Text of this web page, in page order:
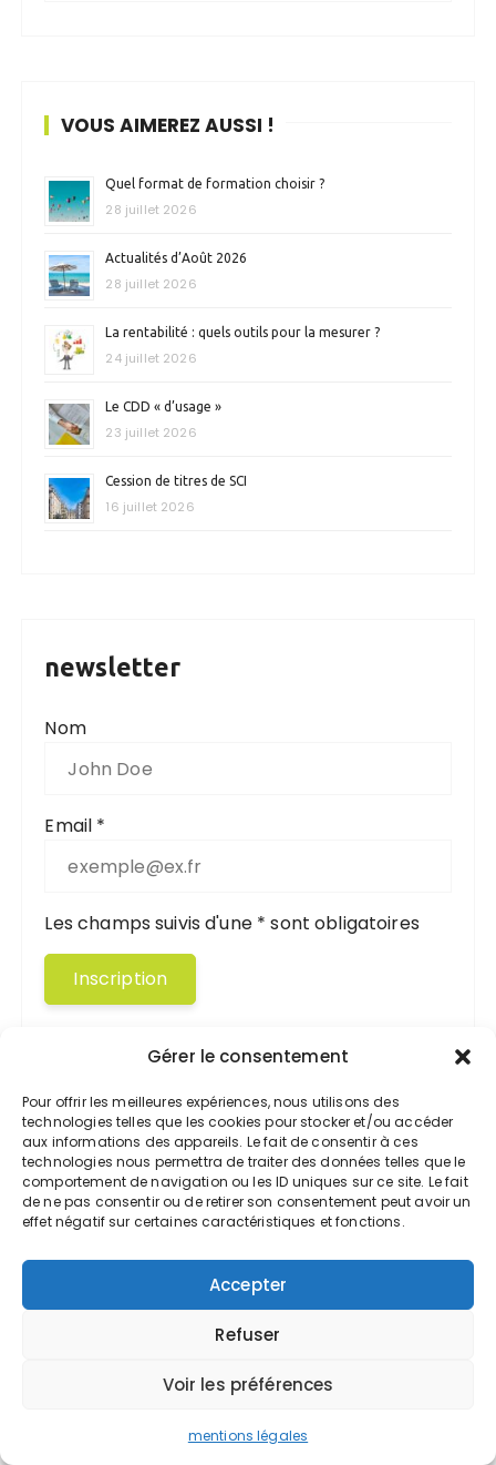
Gérer le consentement
Pour offrir les meilleures expériences, nous utilisons des
technologies telles que les cookies pour stocker et/ou accéder
aux informations des appareils. Le fait de consentir à ces
technologies nous permettra de traiter des données telles que le
comportement de navigation ou les ID uniques sur ce site. Le fait
de ne pas consentir ou de retirer son consentement peut avoir un
effet négatif sur certaines caractéristiques et fonctions.
Accepter
Refuser
Voir les préférences
mentions légales
VOUS AIMEREZ AUSSI !
Quel format de formation choisir ?
28 juillet 2026
Actualités d’Août 2026
28 juillet 2026
La rentabilité : quels outils pour la mesurer ?
24 juillet 2026
Le CDD « d’usage »
23 juillet 2026
Cession de titres de SCI
16 juillet 2026
newsletter
Nom
Email *
Les champs suivis d'une * sont obligatoires
Commentaires récents
Determinant CalculatorsurContourner
les filtres anti-spam dans une campagne
e-mailing
Préparer sa demande de
retraite
Connaître et maîtriser votre taux de